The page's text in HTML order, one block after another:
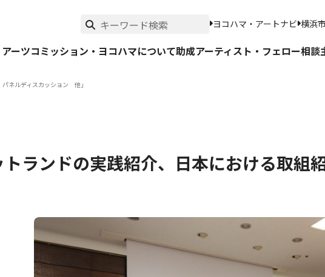
ヨコハマ・アートナビ 横浜
アーツコミッション・ヨコハマについて助成アーティスト・フェロー相談
ネルディスカッション 他」
ランドの実践紹介、日本における取組